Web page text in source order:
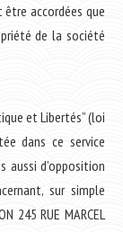
accordées que
de la société
et Libertés” (loi
dans ce service
aussi d’opposition
sur simple
245 RUE MARCEL